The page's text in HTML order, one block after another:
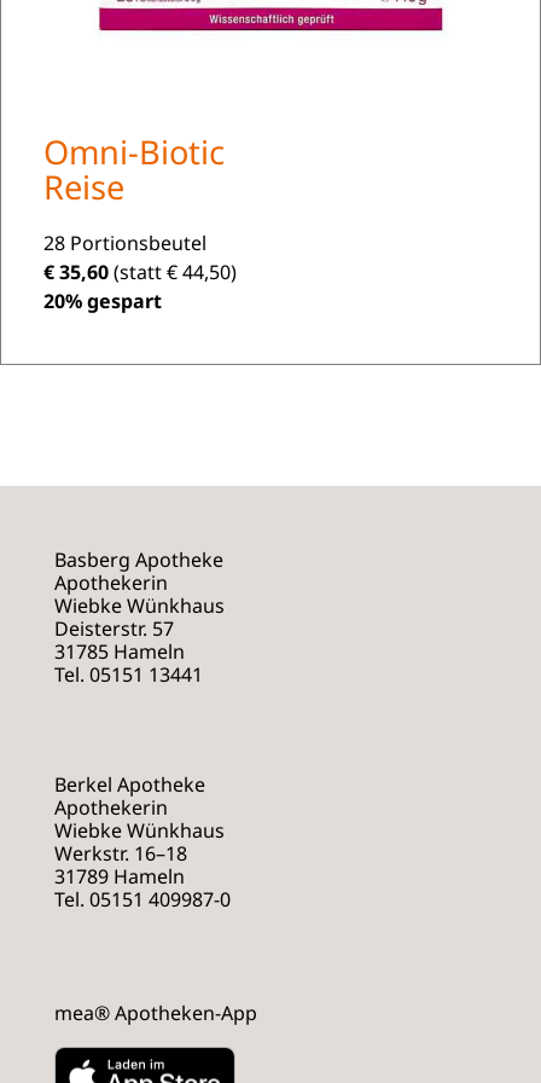
Omni-Biotic
Reise
28 Portionsbeutel
€ 35,60(statt € 44,50)
20% gespart
Basberg Apotheke
Apothekerin
Wiebke Wünkhaus
Deisterstr. 57
31785 Hameln
Tel. 05151 13441
Berkel Apotheke
Apothekerin
Wiebke Wünkhaus
Werkstr. 16–18
31789 Hameln
Tel. 05151 409987-0
mea® Apotheken-App